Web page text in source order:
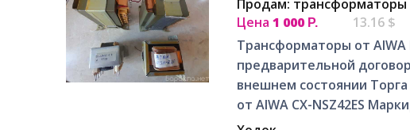
Продам: трансформаторы
Цена 1 000 Р. 13.16 $
Трансформаторы от
предварительной
внешнем состоянии
от AIWA CX-NSZ42ES